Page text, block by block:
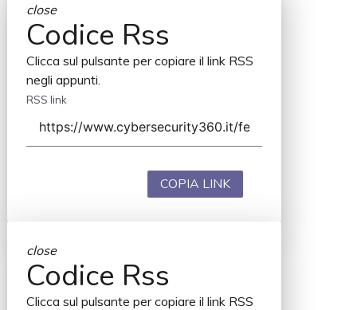
close
Codice Rss
Clicca sul pulsante per copiare il link RSS
negli appunti.
RSS link
COPIA LINK
close
Codice Rss
Clicca sul pulsante per copiare il link RSS